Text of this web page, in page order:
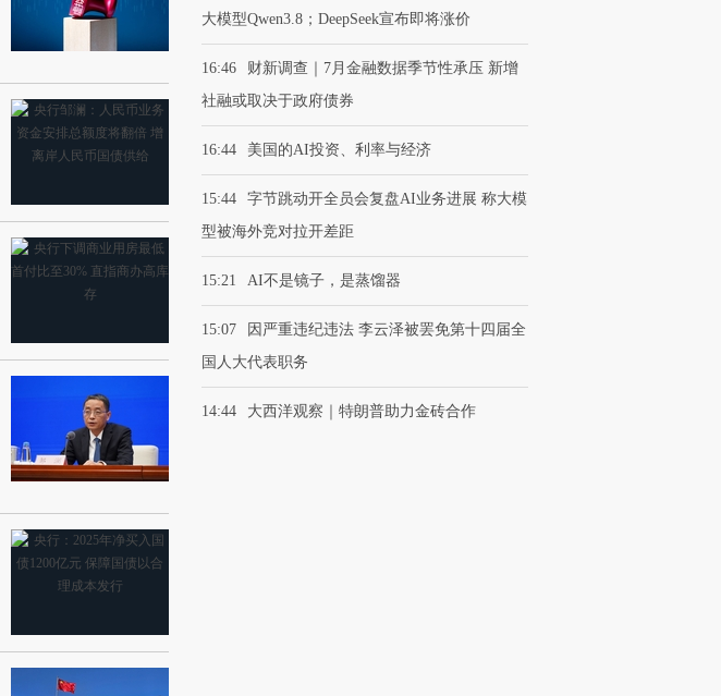
大模型Qwen3.8；DeepSeek宣布即将涨价
16:46
财新调查｜7月金融数据季节性承压 新增
社融或取决于政府债券
16:44 美国的AI投资、利率与经济
15:44
字节跳动开全员会复盘AI业务进展 称大模
型被海外竞对拉开差距
15:21 AI不是镜子，是蒸馏器
15:07
因严重违纪违法 李云泽被罢免第十四届全
国人大代表职务
14:44 大西洋观察｜特朗普助力金砖合作